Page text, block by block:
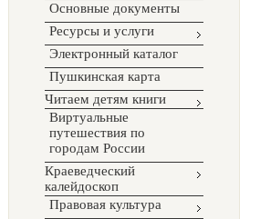
Основные документы
Ресурсы и услуги
Электронный каталог
Пушкинская карта
Читаем детям книги
Виртуальные
путешествия по
городам России
Краеведческий
калейдоскоп
Правовая культура